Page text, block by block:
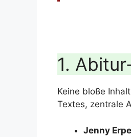
1.
Keine bloße
Textes, zentrale
Jenny